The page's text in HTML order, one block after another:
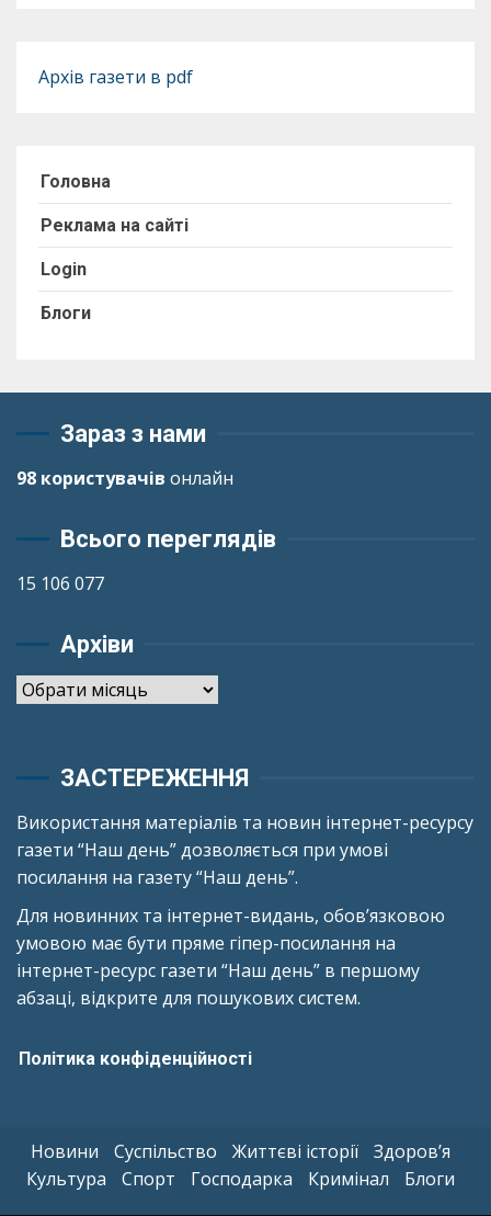
Архів газети в pdf
Головна
Реклама на сайті
Login
Блоги
Зараз з нами
98 користувачів онлайн
Всього переглядів
15 106 077
Архіви
Архіви
ЗАСТЕРЕЖЕННЯ
Використання матеріалів та новин інтернет-ресурсу
газети “Наш день” дозволяється при умові
посилання на газету “Наш день”.
Для новинних та інтернет-видань, обов’язковою
умовою має бути пряме гіпер-посилання на
інтернет-ресурс газети “Наш день” в першому
абзаці, відкрите для пошукових систем.
Політика конфіденційності
Новини Суспільство Життєві історії
Здоров’я
Культура
Спорт Господарка Кримінал Блоги